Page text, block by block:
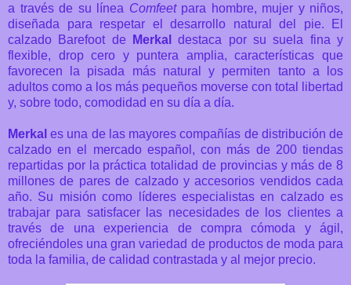
a través de su línea Comfeet para hombre, mujer y niños,
diseñada para respetar el desarrollo natural del pie. El
calzado Barefoot de
Merkaldestaca por su suela fina y
flexible, drop cero y puntera amplia, características que
favorecen la pisada más natural y permiten tanto a los
adultos como a los más pequeños moverse con total libertad
y, sobre todo, comodidad en su día a día.
Merkal es una de las mayores compañías de distribución de
calzado en el mercado español, con más de 200 tiendas
repartidas por la práctica totalidad de provincias y más de 8
millones de pares de calzado y accesorios vendidos cada
año. Su misión como líderes especialistas en calzado es
trabajar para satisfacer las necesidades de los clientes a
través de una experiencia de compra cómoda y ágil,
ofreciéndoles una gran variedad de productos de moda para
toda la familia, de calidad contrastada y al mejor precio.